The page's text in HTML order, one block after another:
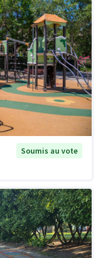
Soumis au vote